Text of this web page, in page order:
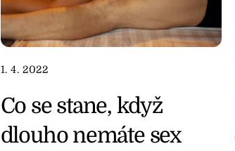
1. 4. 2022
Co se stane, když
dlouho nemáte sex